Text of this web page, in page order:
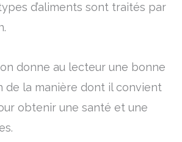
d’aliments sont traités par
donne au lecteur une bonne
de la manière dont il convient
obtenir une santé et une